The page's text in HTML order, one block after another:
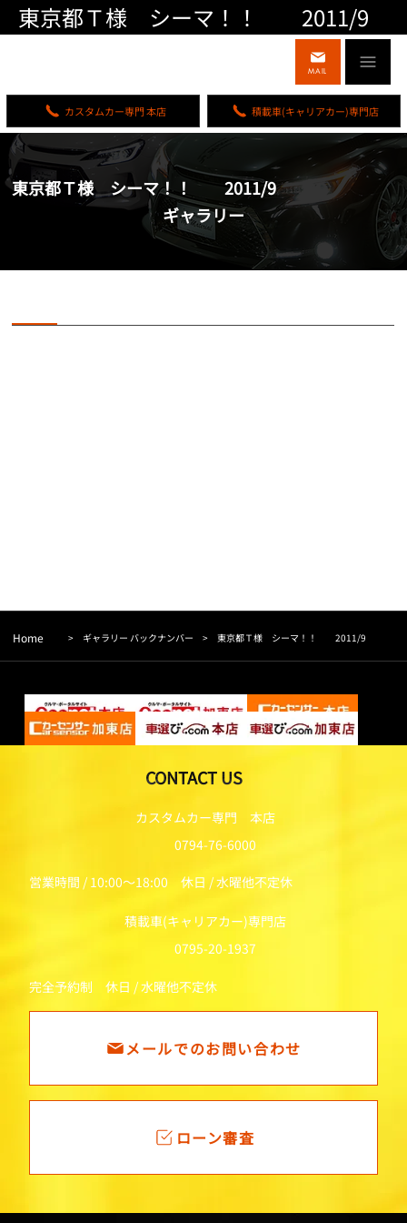
積載車(キャリアカー)専門店
カスタムカー専門 本店
MAIL
東京都Ｔ様 シーマ！！ 2011/9
東京都Ｔ様 シーマ！！ 2011/9
ギャラリー
Home > ギャラリー バックナンバー >東京都Ｔ様 シーマ！！ 2011/9
ローン審査
メールでのお問い合わせ
積載車(キャリアカー)専門店
0795-20-1937
完全予約制 休日 / 水曜他不定休
カスタムカー専門 本店
0794-76-6000
営業時間 / 10:00～18:00 休日 / 水曜他不定休
CONTACT US